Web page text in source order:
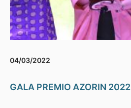
04/03/2022
GALA PREMIO AZORIN 2022